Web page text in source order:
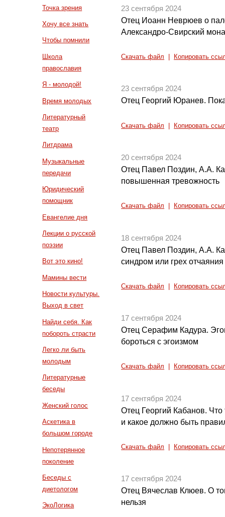
Точка зрения
Хочу все знать
Чтобы помнили
Школа
православия
Я - молодой!
Время молодых
Литературный
театр
Литдрама
Музыкальные
передачи
Юридический
помощник
Евангелие дня
Лекции о русской
поэзии
Вот это кино!
Мамины вести
Новости культуры.
Выход в свет
Найди себя. Как
побороть страсти
Легко ли быть
молодым
Литературные
беседы
Женский голос
Аскетика в
большом городе
Непотерянное
поколение
Беседы с
диетологом
ЭкоЛогика
23 сентября 2024
Отец Иоанн Неврюев о
Александро-Свирский
Скачать файл Копировать
23 сентября 2024
Отец Георгий Юранев.
Скачать файл Копировать
20 сентября 2024
Отец Павел Поздин, А.А.
повышенная тревожность
Скачать файл Копировать
18 сентября 2024
Отец Павел Поздин, А.А.
синдром или грех отчаяния
Скачать файл Копировать
17 сентября 2024
Отец Серафим Кадура.
бороться с эгоизмом
Скачать файл Копировать
17 сентября 2024
Отец Георгий Кабанов. Что
и какое должно быть
Скачать файл Копировать
17 сентября 2024
Отец Вячеслав Клюев. О
нельзя